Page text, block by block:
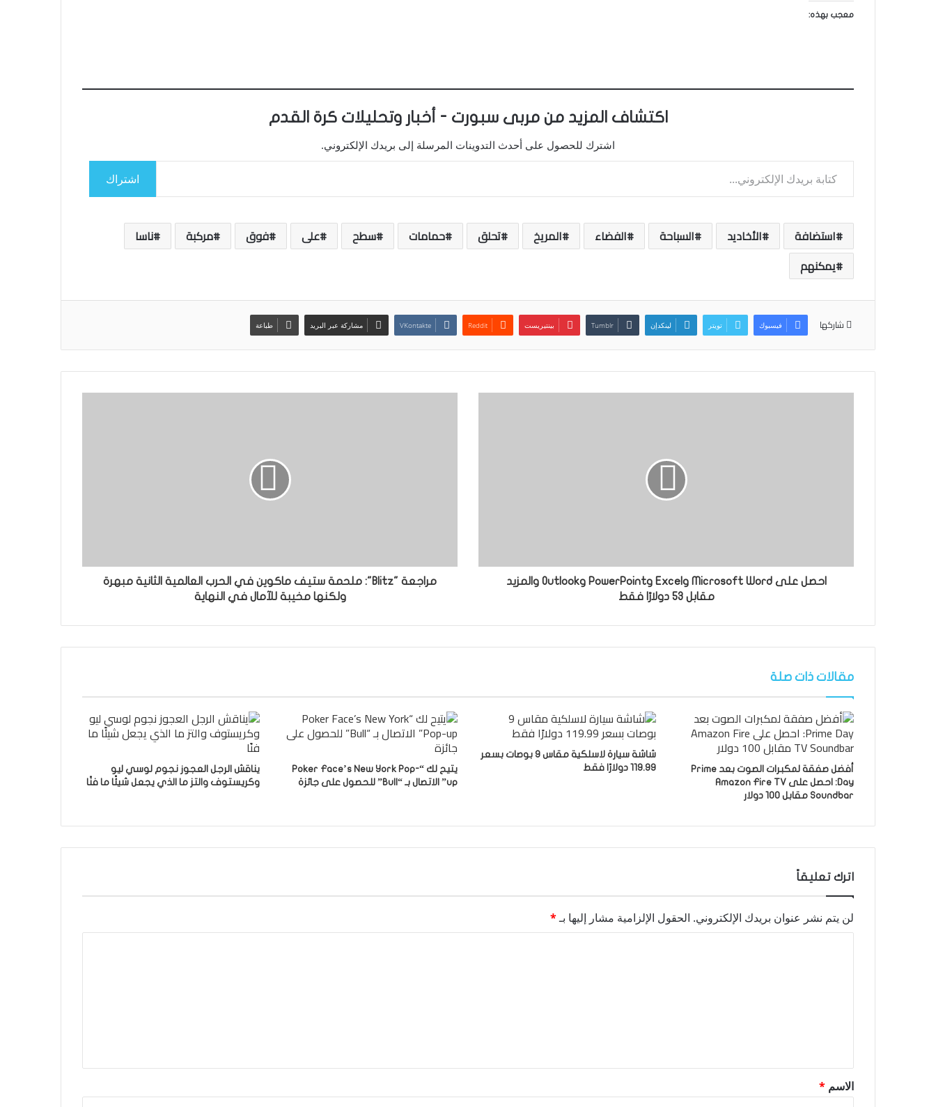
معجب بهذه:
اكتشاف المزيد من مربى سبورت - أخبار وتحليلات كرة القدم
اشترك للحصول على أحدث التدوينات المرسلة إلى بريدك الإلكتروني.
كتابة بريدك الإلكتروني...
اشتراك
استضافة الأخاديد السباحة الفضاء المريخ تحلق حمامات سطح على فوق مركبة
ناسا
يمكنهم
شاركها فيسبوك تويتر لينكدإن بينتيريست مشاركة عبر البريد طباعة
احصل على Microsoft Word وExcel وPowerPoint وOutlook والمزيد
مقابل 53 دولارًا فقط
مراجعة "Blitz": ملحمة ستيف ماكوين في الحرب العالمية الثانية مبهرة
ولكنها مخيبة للآمال في النهاية
مقالات ذات صلة
أفضل صفقة لمكبرات الصوت بعد Prime
Day: احصل على Amazon Fire TV
Soundbar مقابل 100 دولار
شاشة سيارة لاسلكية مقاس 9 بوصات بسعر
119.99 دولارًا فقط
يتيح لك “Poker Face’s New York Pop-
up” الاتصال بـ “Bull” للحصول على جائزة
يناقش الرجل العجوز نجوم لوسي ليو
وكريستوف والتز ما الذي يجعل شيئًا ما فنًا
اترك تعليقاً
لن يتم نشر عنوان بريدك الإلكتروني. الحقول الإلزامية مشار إليها بـ*
ق
*
الاسم *